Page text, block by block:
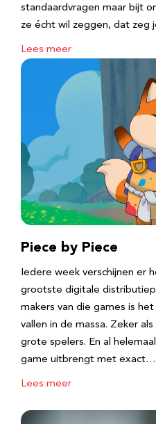
standaardvragen maar bijt
ze écht wil zeggen, dat zeg
Lees meer
Piece by Piece
Iedere week verschijnen er
grootste digitale
makers van die games is
vallen in de massa. Zeker
grote spelers. En al
game uitbrengt met exact…
Lees meer